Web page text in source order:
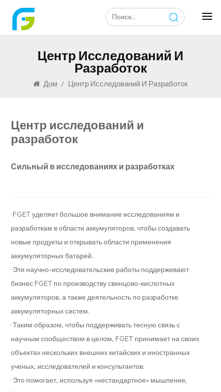
Центр Исследований И
Разработок
Дом / Центр Исследований И Разработок
Центр исследований и
разработок
Сильный в исследованиях и разработках
· FGET уделяет большое внимание исследованиям и
разработкам в области аккумуляторов, чтобы создавать
новые продукты и открывать области применения
аккумуляторных батарей.
· Эти научно-исследовательские работы поддерживают
бизнес FGET по производству свинцово-кислотных
аккумуляторов, а также деятельность по разработке
аккумуляторных систем.
· Таким образом, чтобы поддерживать тесную связь с
научным сообществом в целом, FGET принимает на своих
объектах нескольких внешних китайских и иностранных
ученых, исследователей и консультантов.
· Это помогает, используя «нестандартное» мышление,